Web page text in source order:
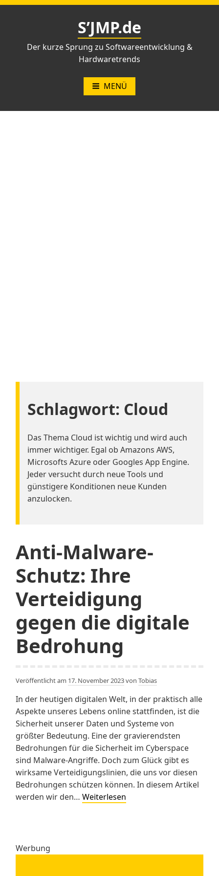
Zum
S’JMP.de
Der kurze Sprung zu Softwareentwicklung &
Hardwaretrends
MENÜ
Schlagwort: Cloud
Das Thema Cloud ist wichtig und wird auch
immer wichtiger. Egal ob Amazons AWS,
Microsofts Azure oder Googles App Engine.
Jeder versucht durch neue Tools und
günstigere Konditionen neue Kunden
anzulocken.
Anti-Malware-
Schutz: Ihre
Verteidigung
gegen die digitale
Bedrohung
Veröffentlicht am 17. November 2023von Tobias
In der heutigen digitalen Welt, in der praktisch alle
Aspekte unseres Lebens online stattfinden, ist die
Sicherheit unserer Daten und Systeme von
größter Bedeutung. Eine der gravierendsten
Bedrohungen für die Sicherheit im Cyberspace
sind Malware-Angriffe. Doch zum Glück gibt es
wirksame Verteidigungslinien, die uns vor diesen
Bedrohungen schützen können. In diesem Artikel
werden wir den… Weiterlesen
gegen
Werbung